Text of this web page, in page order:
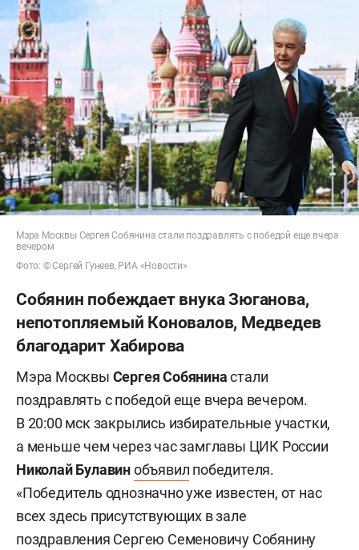
Мэра Москвы Сергея Собянина стали поздравлять с победой еще вчера
вечером
Фото: © Сергей Гунеев, РИА «Новости»
Собянин побеждает внука Зюганова,
непотопляемый Коновалов, Медведев
благодарит Хабирова
Мэра Москвы Сергея Собянинастали
поздравлять с победой еще вчера вечером.
В 20:00 мск закрылись избирательные участки,
а меньше чем через час замглавы ЦИК России
Николай Булавинобъявил победителя.
«Победитель однозначно уже известен, от нас
всех здесь присутствующих в зале
поздравления Сергею Семеновичу Собянину